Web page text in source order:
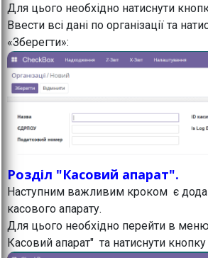
Для цього необхідно натиснути
Ввести всі дані по організації та
«Зберегти»:
Розділ "Касовий апарат".
Наступним важливим кроком є
касового апарату.
Для цього необхідно перейти в
Касовий апарат" та натиснути